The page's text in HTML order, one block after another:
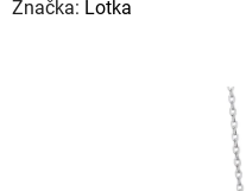
Značka: Lotka